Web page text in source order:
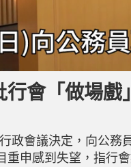
會「做場
政會議決定，向公務
申感到失望，指行